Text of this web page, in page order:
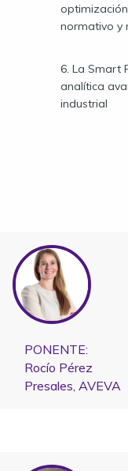
normativo y
6. La Smart
analítica
industrial
PONENTE:
Rocío Pérez
Presales, AVEVA